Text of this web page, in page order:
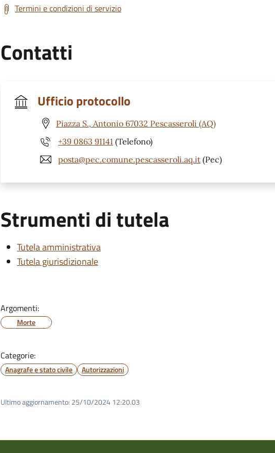
Termini e condizioni di servizio
Contatti
Ufficio protocollo
Piazza S., Antonio 67032 Pescasseroli (AQ)
+39 0863 91141 (Telefono)
posta@pec.comune.pescasseroli.aq.it (Pec)
Strumenti di tutela
Tutela amministrativa
Tutela giurisdizionale
Argomenti:
Morte
Categorie:
Anagrafe e stato civile Autorizzazioni
Ultimo aggiornamento: 25/10/2024 12:20.03